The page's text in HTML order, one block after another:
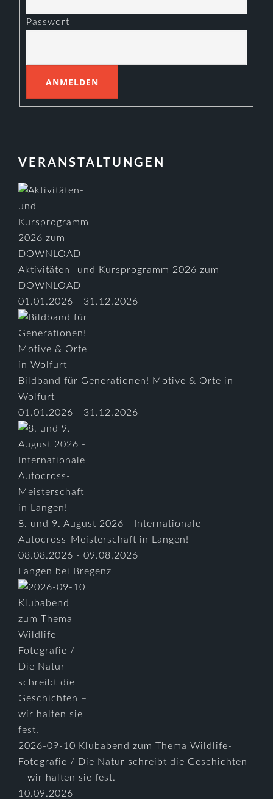
Passwort
VERANSTALTUNGEN
Aktivitäten- und Kursprogramm 2026 zum
DOWNLOAD
01.01.2026 - 31.12.2026
Bildband für Generationen! Motive & Orte in
Wolfurt
01.01.2026 - 31.12.2026
8. und 9. August 2026 - Internationale
Autocross-Meisterschaft in Langen!
08.08.2026 - 09.08.2026
Langen bei Bregenz
2026-09-10 Klubabend zum Thema Wildlife-
Fotografie / Die Natur schreibt die Geschichten
– wir halten sie fest.
10.09.2026